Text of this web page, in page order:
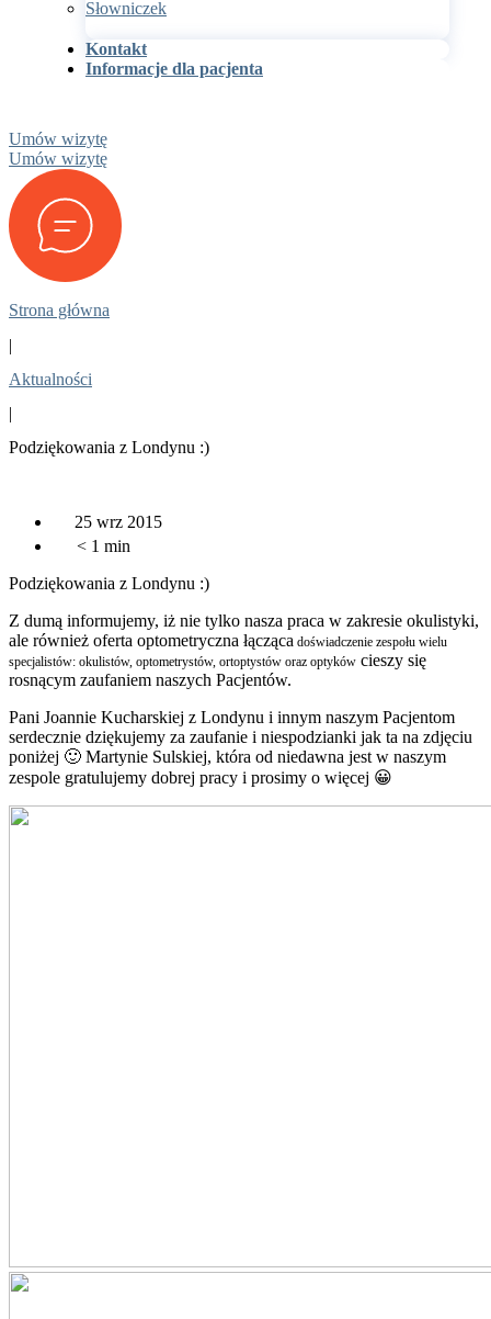
Słowniczek
Kontakt
Informacje dla pacjenta
Umów wizytę
Umów wizytę
Strona główna
|
Aktualności
|
Podziękowania z Londynu :)
25 wrz 2015
< 1 min
Podziękowania z Londynu :)
Z dumą informujemy, iż nie tylko nasza praca w zakresie okulistyki,
ale również oferta optometryczna łącząca doświadczenie zespołu wielu
specjalistów: okulistów, optometrystów, ortoptystów oraz optyków cieszy się
rosnącym zaufaniem naszych Pacjentów.
Pani Joannie Kucharskiej z Londynu i innym naszym Pacjentom
serdecznie dziękujemy za zaufanie i niespodzianki jak ta na zdjęciu
poniżej 🙂 Martynie Sulskiej, która od niedawna jest w naszym
zespole gratulujemy dobrej pracy i prosimy o więcej 😀